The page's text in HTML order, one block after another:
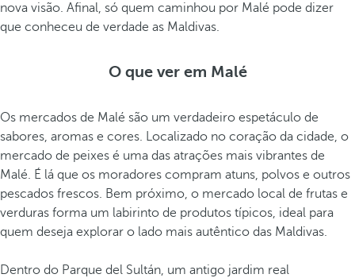
nova visão. Afinal, só quem caminhou por Malé pode dizer
que conheceu de verdade as Maldivas.
O que ver em Malé
Os mercados de Malé são um verdadeiro espetáculo de
sabores, aromas e cores. Localizado no coração da cidade, o
mercado de peixes é uma das atrações mais vibrantes de
Malé. É lá que os moradores compram atuns, polvos e outros
pescados frescos. Bem próximo, o mercado local de frutas e
verduras forma um labirinto de produtos típicos, ideal para
quem deseja explorar o lado mais autêntico das Maldivas.
Dentro do Parque del Sultán, um antigo jardim real
s
t
o
s
m
a
i
s
s
n